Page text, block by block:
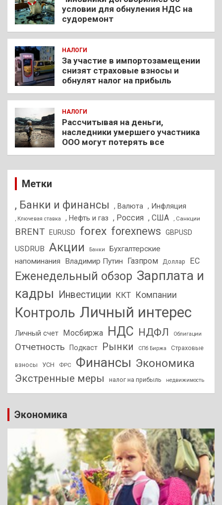
условии для обнуления НДС на
судоремонт
НАЛОГИ
За участие в импортозамещении
снизят страховые взносы и
обнулят налог на прибыль
НАЛОГИ
Рассчитывая на деньги,
наследники умершего участника
ООО могут потерять все
Метки
, Банки и финансы , Валюта , Инфляция
, Ключевая ставка , Нефть и газ , Россия , США , Санкции
BRENT EURUSD forex forexnews GBPUSD
USDRUB Акции Банки
Бухгалтерские
напоминания
Владимир Путин Газпром Доллар ЕС
Еженедельный обзор Зарплата и
кадры
Инвестиции ККТ Компании
Контроль Личный интерес
Личный счет Мосбиржа НДС НДФЛ Облигации
Отчетность Подкаст Рынки СПб Биржа Страховые
взносы УСН ФРС Финансы Экономика
Экстренные меры налог на прибыль недвижимость
Экономика